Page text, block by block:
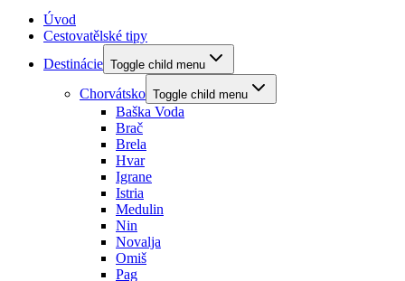
Úvod
Cestovatělské tipy
Destinácie Toggle child menu
Chorvátsko Toggle child menu
Baška Voda
Brač
Brela
Hvar
Igrane
Istria
Medulin
Nin
Novalja
Omiš
Pag